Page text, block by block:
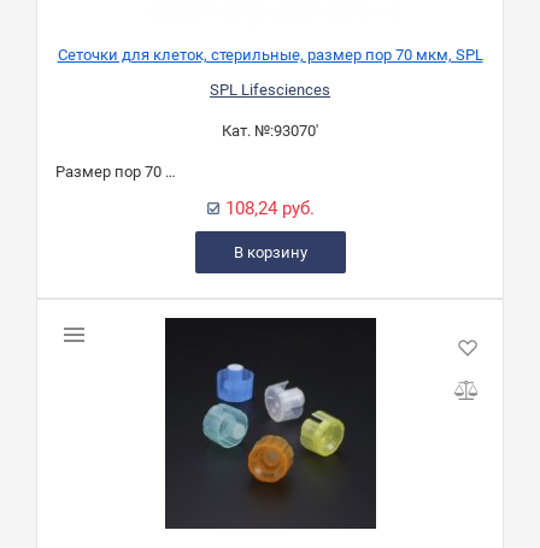
Сеточки для клеток, стерильные, размер пор 70 мкм, SPL
SPL Lifesciences
Кат. №:93070'
Размер пор 70 мкм
108,24 руб.
В корзину